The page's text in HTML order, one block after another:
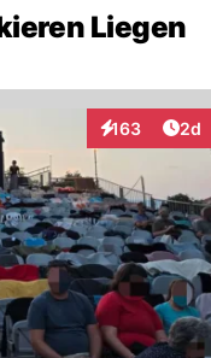
Liegen
163
Interaktionen
2d